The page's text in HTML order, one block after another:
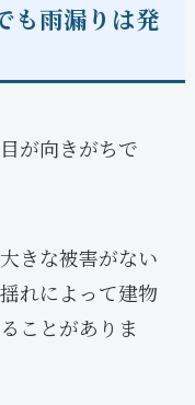
も雨漏りは発
が向きがちで
きな被害がない
れによって建物
ことがありま